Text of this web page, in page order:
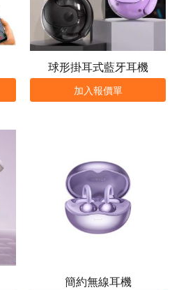
球形掛耳式藍牙耳機
加入報價單
簡約無線耳機